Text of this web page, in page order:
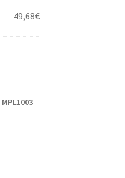
49,68€
MPL1003